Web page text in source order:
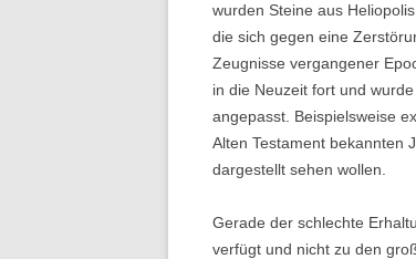
wurden Steine aus
die sich gegen eine
Zeugnisse vergangener
in die Neuzeit fort und
angepasst. Beispielsweise
Alten Testament bekannten
dargestellt sehen wollen.
Gerade der schlechte
verfügt und nicht zu den